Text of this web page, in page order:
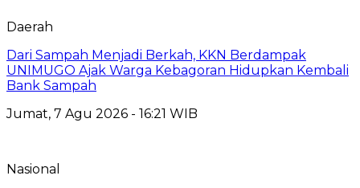
Daerah
Dari Sampah Menjadi Berkah, KKN Berdampak
UNIMUGO Ajak Warga Kebagoran Hidupkan Kembali
Bank Sampah
Jumat, 7 Agu 2026 - 16:21 WIB
Nasional